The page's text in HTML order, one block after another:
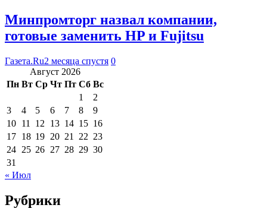
Минпромторг назвал компании,
готовые заменить HP и Fujitsu
Газета.Ru2 месяца спустя 0
Август 2026
Пн Вт Ср Чт Пт Сб Вс
1
2
3
4 5 6 7 8
9
10 11 12 13 14 15 16
17 18 19 20 21 22 23
24 25 26 27 28 29 30
31
« Июл
Рубрики